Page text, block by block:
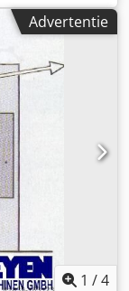
T Sox Ah Dsk
4
voor geweven
voor
met 2
lager
volledig
"garantie",
geleverd),
inbouw in
in
Advertentie
1 /4